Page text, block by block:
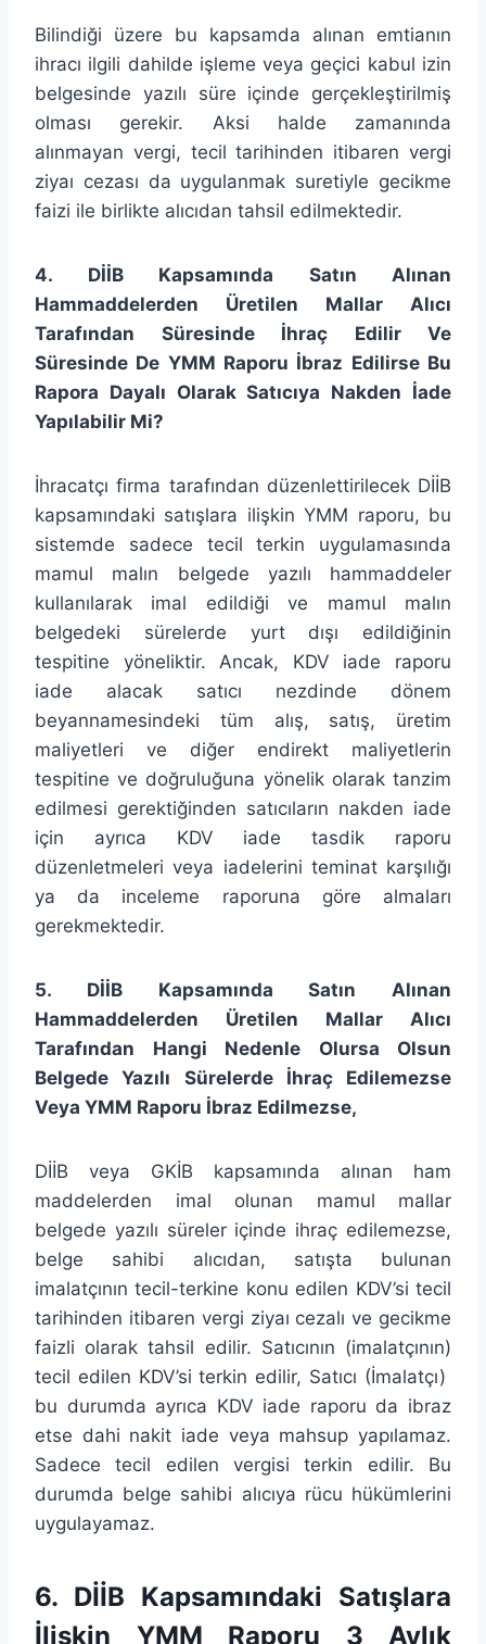
Bilindiği üzere bu kapsamda alınan emtianın
ihracı ilgili dahilde işleme veya geçici kabul izin
belgesinde yazılı süre içinde gerçekleştirilmiş
olması gerekir. Aksi halde zamanında
alınmayan vergi, tecil tarihinden itibaren vergi
ziyaı cezası da uygulanmak suretiyle gecikme
faizi ile birlikte alıcıdan tahsil edilmektedir.
4. DİİB Kapsamında Satın Alınan
Hammaddelerden Üretilen Mallar Alıcı
Tarafından Süresinde İhraç Edilir Ve
Süresinde De YMM Raporu İbraz Edilirse Bu
Rapora Dayalı Olarak Satıcıya Nakden İade
Yapılabilir Mi?
İhracatçı firma tarafından düzenlettirilecek DİİB
kapsamındaki satışlara ilişkin YMM raporu, bu
sistemde sadece tecil terkin uygulamasında
mamul malın belgede yazılı hammaddeler
kullanılarak imal edildiği ve mamul malın
belgedeki sürelerde yurt dışı edildiğinin
tespitine yöneliktir. Ancak, KDV iade raporu
iade alacak satıcı nezdinde dönem
beyannamesindeki tüm alış, satış, üretim
maliyetleri ve diğer endirekt maliyetlerin
tespitine ve doğruluğuna yönelik olarak tanzim
edilmesi gerektiğinden satıcıların nakden iade
için ayrıca KDV iade tasdik raporu
düzenletmeleri veya iadelerini teminat karşılığı
ya da inceleme raporuna göre almaları
gerekmektedir.
5. DİİB Kapsamında Satın Alınan
Hammaddelerden Üretilen Mallar Alıcı
Tarafından Hangi Nedenle Olursa Olsun
Belgede Yazılı Sürelerde İhraç Edilemezse
Veya YMM Raporu İbraz Edilmezse,
DİİB veya GKİB kapsamında alınan ham
maddelerden imal olunan mamul mallar
belgede yazılı süreler içinde ihraç edilemezse,
belge sahibi alıcıdan, satışta bulunan
imalatçının tecil-terkine konu edilen KDV’si tecil
tarihinden itibaren vergi ziyaı cezalı ve gecikme
faizli olarak tahsil edilir. Satıcının (imalatçının)
tecil edilen KDV’si terkin edilir, Satıcı (İmalatçı)
bu durumda ayrıca KDV iade raporu da ibraz
etse dahi nakit iade veya mahsup yapılamaz.
Sadece tecil edilen vergisi terkin edilir. Bu
durumda belge sahibi alıcıya rücu hükümlerini
uygulayamaz.
6. DİİB Kapsamındaki Satışlara
İlişkin YMM Raporu 3 Aylık